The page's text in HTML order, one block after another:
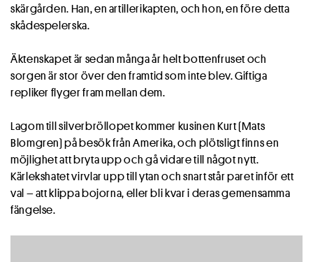
skärgården. Han, en artillerikapten, och hon, en före detta
skådespelerska.
Äktenskapet är sedan många år helt bottenfruset och
sorgen är stor över den framtid som inte blev. Giftiga
repliker flyger fram mellan dem.
Lagom till silverbröllopet kommer kusinen Kurt (Mats
Blomgren) på besök från Amerika, och plötsligt finns en
möjlighet att bryta upp och gå vidare till något nytt.
Kärlekshatet virvlar upp till ytan och snart står paret inför ett
val – att klippa bojorna, eller bli kvar i deras gemensamma
fängelse.